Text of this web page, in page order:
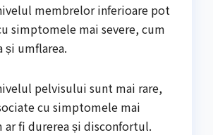
membrelor inferioare pot
simptomele mai severe, cum
și umflarea.
pelvisului sunt mai rare,
cu simptomele mai
ar fi durerea și disconfortul.